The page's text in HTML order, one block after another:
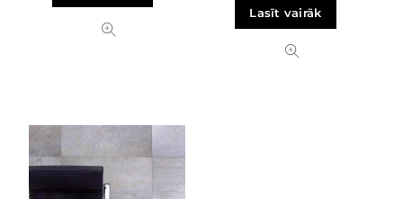
Lasīt vairāk